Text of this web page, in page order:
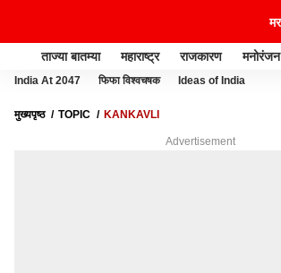
ताज्या बातम्या महाराष्ट्र राजकारण मनोरंजन
India At 2047 फिफा विश्वचषक Ideas of India
मुख्यपृष्ठ TOPIC KANKAVLI
Advertisement